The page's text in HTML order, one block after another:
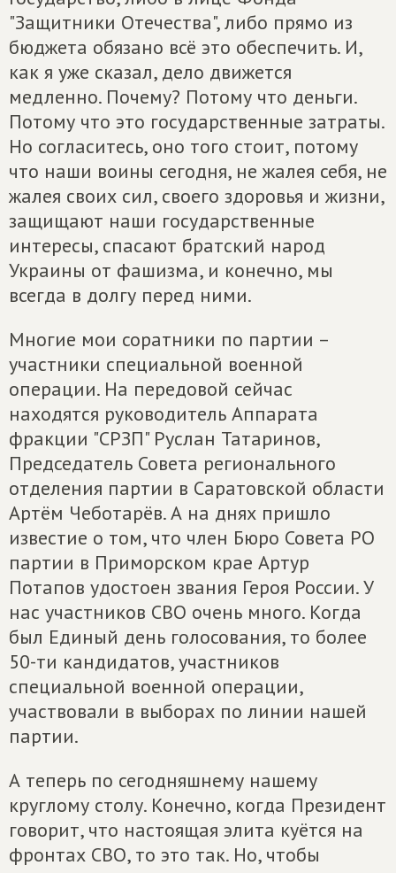
"Защитники Отечества", либо прямо из
бюджета обязано всё это обеспечить. И,
как я уже сказал, дело движется
медленно. Почему? Потому что деньги.
Потому что это государственные затраты.
Но согласитесь, оно того стоит, потому
что наши воины сегодня, не жалея себя, не
жалея своих сил, своего здоровья и жизни,
защищают наши государственные
интересы, спасают братский народ
Украины от фашизма, и конечно, мы
всегда в долгу перед ними.
Многие мои соратники по партии –
участники специальной военной
операции. На передовой сейчас
находятся руководитель Аппарата
фракции "СРЗП" Руслан Татаринов,
Председатель Совета регионального
отделения партии в Саратовской области
Артём Чеботарёв. А на днях пришло
известие о том, что член Бюро Совета РО
партии в Приморском крае Артур
Потапов удостоен звания Героя России. У
нас участников СВО очень много. Когда
был Единый день голосования, то более
50-ти кандидатов, участников
специальной военной операции,
участвовали в выборах по линии нашей
партии.
А теперь по сегодняшнему нашему
круглому столу. Конечно, когда Президент
говорит, что настоящая элита куётся на
фронтах СВО, то это так. Но, чтобы